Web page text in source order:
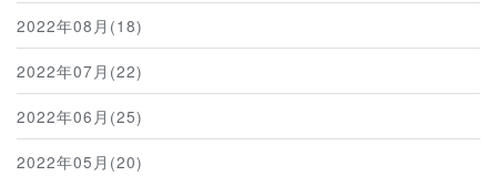
2022年08月(18)
2022年07月(22)
2022年06月(25)
2022年05月(20)